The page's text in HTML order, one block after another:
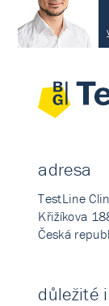
adresa
TestLine
Křižíkova
Česká
důležité